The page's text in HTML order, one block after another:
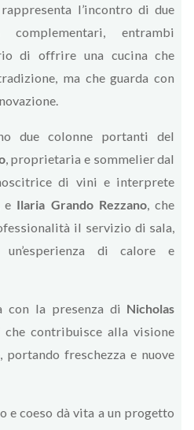
l’incontro di due
entrambi
di offrire una cucina che
ma che guarda con
due colonne portanti del
, proprietaria e sommelier dal
di vini e interprete
e Ilaria Grando Rezzano, che
il servizio di sala,
di calore e
con la presenza di Nicholas
che contribuisce alla visione
portando freschezza e nuove
e coeso dà vita a un progetto